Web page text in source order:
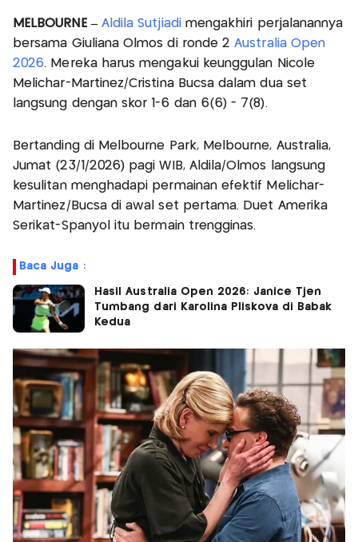
MELBOURNE – Aldila Sutjiadimengakhiri perjalanannya
bersama Giuliana Olmos di ronde 2Australia Open
2026. Mereka harus mengakui keunggulan Nicole
Melichar-Martinez/Cristina Bucsa dalam dua set
langsung dengan skor 1-6 dan 6(6) - 7(8).
Bertanding di Melbourne Park, Melbourne, Australia,
Jumat (23/1/2026) pagi WIB, Aldila/Olmos langsung
kesulitan menghadapi permainan efektif Melichar-
Martinez/Bucsa di awal set pertama. Duet Amerika
Serikat-Spanyol itu bermain trengginas.
Baca Juga :
Hasil Australia Open 2026: Janice Tjen
Tumbang dari Karolina Pliskova di Babak
Kedua